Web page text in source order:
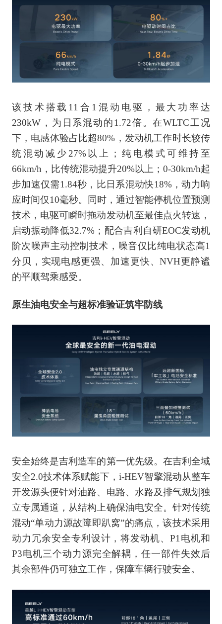
该技术搭载11合1混动电驱，最大功率达
230kW，为日系混动的1.72倍。在WLTC工况
下，电感体验占比超80%，发动机工作时长较传
统混动减少27%以上；纯电模式可维持至
66km/h，比传统混动提升20%以上；0-30km/h起
步加速仅需1.84秒，比日系混动快18%，动力响
应时间仅10毫秒。同时，通过智能停机位置预测
技术，电驱可瞬时拖动发动机至最佳点火转速，
启动振动降低32.7%；配合吉利自研EOC发动机
阶次噪声主动控制技术，噪音仅比纯电状态高1
分贝，实现电感更强、加速更快、NVH更静谧
的平顺驾乘感受。
原生油电安全与超标准验证筑牢防线
安全始终是吉利造车的第一优先级。在吉利全域
安全2.0技术体系赋能下，i-HEV智擎混动从整车
开发源头便针对油路、电路、水路及排气规划独
立专属通道，从结构上确保油电安全。针对传统
混动“单动力源故障即趴窝”的痛点，该技术采用
动力冗余安全专利设计，将发动机、P1电机和
P3电机三个动力源完全解耦，任一部件失效后
其余部件仍可独立工作，保障车辆行驶安全。